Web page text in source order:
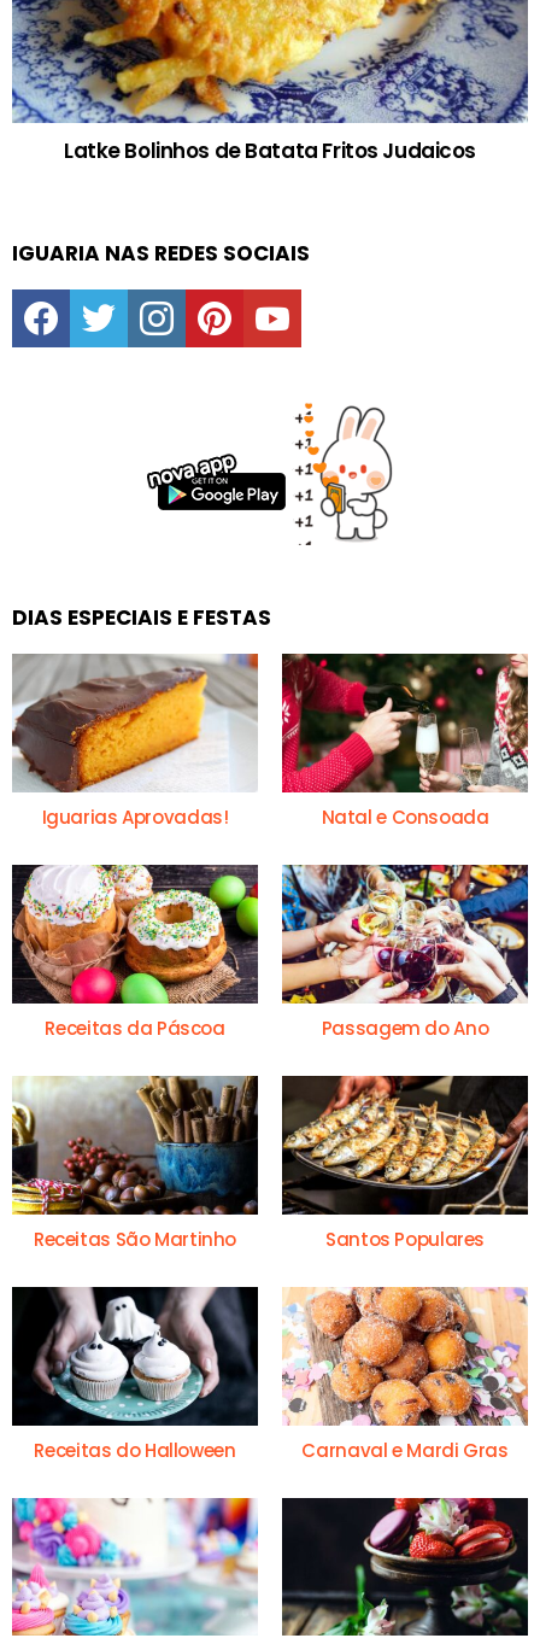
Latke Bolinhos de Batata Fritos Judaicos
IGUARIA NAS REDES SOCIAIS
facebooktwitter instagrampinterestyoutube
DIAS ESPECIAIS E FESTAS
Iguarias Aprovadas! Natal e Consoada
Receitas da Páscoa Passagem do Ano
Receitas São Martinho Santos Populares
Receitas do Halloween Carnaval e Mardi Gras